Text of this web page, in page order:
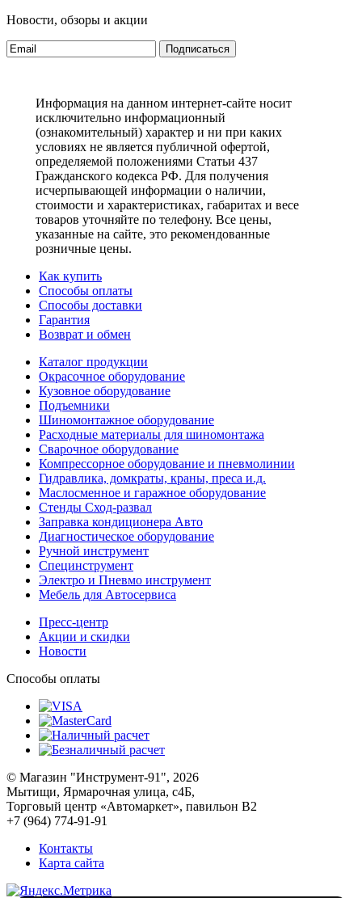
Новости, обзоры и акции
Подписаться
Информация на данном интернет-сайте носит
исключительно информационный
(ознакомительный) характер и ни при каких
условиях не является публичной офертой,
определяемой положениями Статьи 437
Гражданского кодекса РФ. Для получения
исчерпывающей информации о наличии,
стоимости и характеристиках, габаритах и весе
товаров уточняйте по телефону. Все цены,
указанные на сайте, это рекомендованные
розничные цены.
Как купить
Способы оплаты
Способы доставки
Гарантия
Возврат и обмен
Каталог продукции
Окрасочное оборудование
Кузовное оборудование
Подъемники
Шиномонтажное оборудование
Расходные материалы для шиномонтажа
Сварочное оборудование
Компрессорное оборудование и пневмолинии
Гидравлика, домкраты, краны, преса и.д.
Маслосменное и гаражное оборудование
Стенды Сход-развал
Заправка кондиционера Авто
Диагностическое оборудование
Ручной инструмент
Специнструмент
Электро и Пневмо инструмент
Мебель для Автосервиса
Пресс-центр
Акции и скидки
Новости
Способы оплаты
© Магазин "Инструмент-91", 2026
Мытищи, Ярмарочная улица, с4Б,
Торговый центр «Автомаркет», павильон В2
+7 (964) 774-91-91
Контакты
Карта сайта